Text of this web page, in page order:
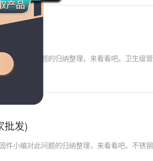
小编对此问题的归纳整理，来看看吧。卫生级管
批发)
件小编对此问题的归纳整理，来看看吧。不锈钢